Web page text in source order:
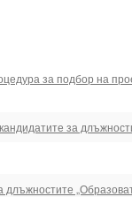
за подбор
за
длъжностите